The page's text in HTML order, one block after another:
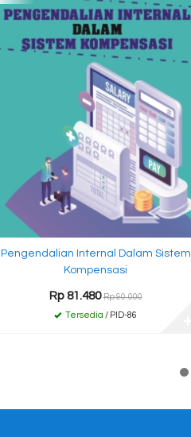
Pengendalian Internal Dalam Sistem
Kompensasi
Rp 81.480 Rp 90.000
Tersedia / PID-86